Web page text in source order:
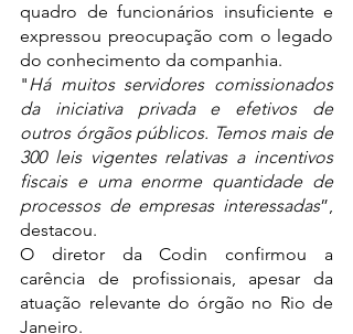
quadro de funcionários insuficiente e
expressou preocupação com o legado
do conhecimento da companhia.
"Há muitos servidores comissionados
da iniciativa privada e efetivos de
outros órgãos públicos. Temos mais de
300 leis vigentes relativas a incentivos
fiscais e uma enorme quantidade de
processos de empresas interessadas”,
destacou.
O diretor da Codin confirmou a
carência de profissionais, apesar da
atuação relevante do órgão no Rio de
Janeiro.